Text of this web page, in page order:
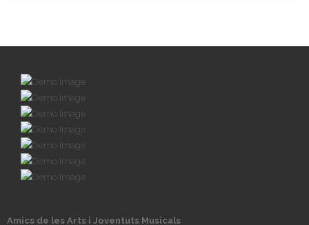
Amics de les Arts i Joventuts Musicals